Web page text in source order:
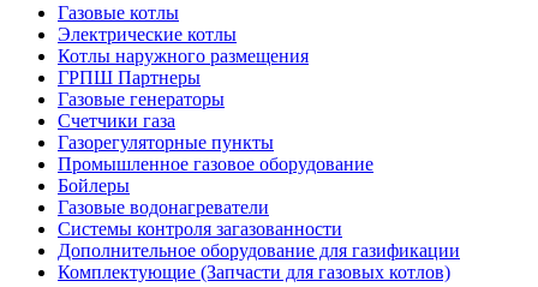
Газовые котлы
Электрические котлы
Котлы наружного размещения
ГРПШ Партнеры
Газовые генераторы
Счетчики газа
Газорегуляторные пункты
Промышленное газовое оборудование
Бойлеры
Газовые водонагреватели
Системы контроля загазованности
Дополнительное оборудование для газификации
Комплектующие (Запчасти для газовых котлов)